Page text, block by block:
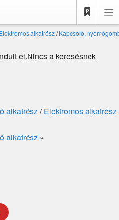
Elektromos alkatrész/Kapcsoló,
el.Nincs a keresésnek
alkatrész/Elektromos alkatrész
alkatrész »